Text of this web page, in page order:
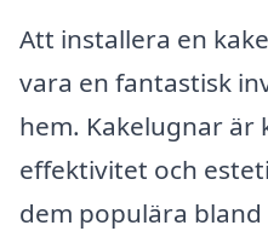
Att installera en
vara en fantastisk
hem. Kakelugnar är
effektivitet och
dem populära